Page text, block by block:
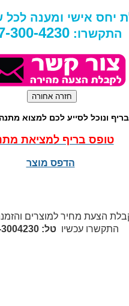
יחס אישי ומענה לכל
התקשרו: 300-4230
ונוכל לסייע לכם למצוא
טופס בריף למציאת
הדפס מוצר
הצעת מחיר למוצרים
התקשרו עכשיו טל: 077-3004230